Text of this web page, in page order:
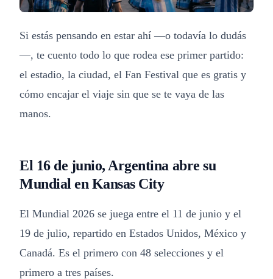
Si estás pensando en estar ahí —o todavía lo dudás
—, te cuento todo lo que rodea ese primer partido:
el estadio, la ciudad, el Fan Festival que es gratis y
cómo encajar el viaje sin que se te vaya de las
manos.
El 16 de junio, Argentina abre su
Mundial en Kansas City
El Mundial 2026 se juega entre el 11 de junio y el
19 de julio, repartido en Estados Unidos, México y
Canadá. Es el primero con 48 selecciones y el
primero a tres países.